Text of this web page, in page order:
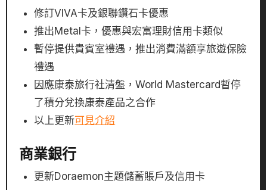
修訂VIVA卡及銀聯鑽石卡優惠
推出Metal卡，優惠與宏富理財信用卡類似
暫停提供貴賓室禮遇，推出消費滿額享旅遊保險
禮遇
因應康泰旅行社清盤，World Mastercard暫停
了積分兌換康泰產品之合作
以上更新可見介紹
商業銀行
更新Doraemon主題儲蓄賬戶及信用卡